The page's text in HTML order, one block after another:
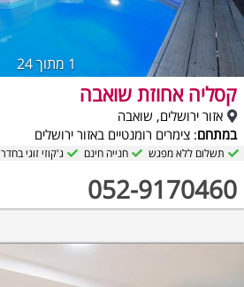
1 מתוך 24
קסליה אחוזת שואבה
אזור ירושלים, שואבה
במתחם: צימרים רומנטיים באזור ירושלים
052-9170460
תשלום ללא מפגש חנייה חינם ג'קוזי זוגי בחדר